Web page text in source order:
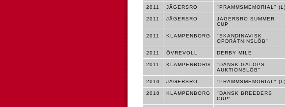
2011 JÄGERSRO "PRAMMSMEMORIAL" (L)
2011 JÄGERSRO
JÄGERSRO SUMMER
CUP
2011 KLAMPENBORG
"SKANDINAVISK
OPDRÄTNINSLÖB"
2011 ÖVREVOLL DERBY MILE
2011 KLAMPENBORG
"DANSK GALOPS
AUKTIONSLÖB"
2010 JÄGERSRO "PRAMMSMEMORIAL" (L)
2010 KLAMPENBORG
"DANSK BREEDERS
CUP"